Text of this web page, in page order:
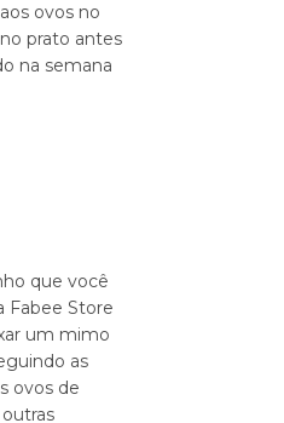
ovos no
prato antes
na semana
que você
Fabee Store
um mimo
as
ovos de